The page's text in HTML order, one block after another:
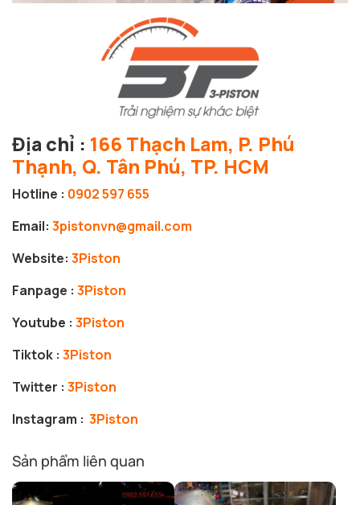
Địa chỉ : 166 Thạch Lam, P. Phú
Thạnh, Q. Tân Phú, TP. HCM
Hotline : 0902 597 655
Email: 3pistonvn@gmail.com
Website: 3Piston
Fanpage : 3Piston
Youtube : 3Piston
Tiktok : 3Piston
Twitter : 3Piston
Instagram : 3Piston
Sản phẩm liên quan